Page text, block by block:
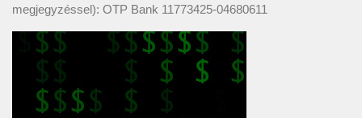
megjegyzéssel): OTP Bank 11773425-04680611